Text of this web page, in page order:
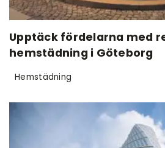
Upptäck fördelarna med
hemstädning i Göteborg
Hemstädning